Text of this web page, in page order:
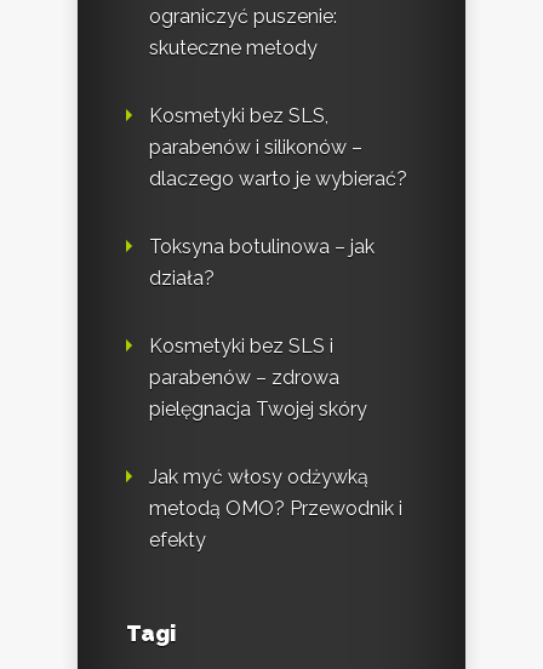
ograniczyć puszenie:
skuteczne metody
Kosmetyki bez SLS,
parabenów i silikonów –
dlaczego warto je wybierać?
Toksyna botulinowa – jak
działa?
Kosmetyki bez SLS i
parabenów – zdrowa
pielęgnacja Twojej skóry
Jak myć włosy odżywką
metodą OMO? Przewodnik i
efekty
Tagi